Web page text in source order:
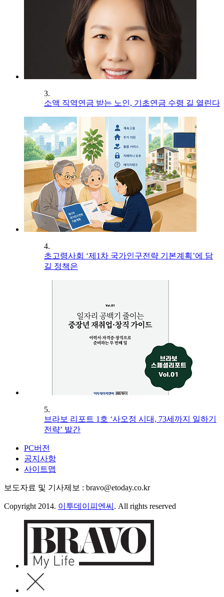
3.
소액 직역연금 받는 노인, 기초연금 수령 길 열린다
4.
초고령사회 ‘제1차 국가인구전략 기본계획’에 담
길 정책은
5.
브라보 리포트 1호 ‘사오정 시대, 73세까지 일하기
전략’ 발간
PC버전
공지사항
사이트맵
보도자료 및 기사제보 : bravo@etoday.co.kr
Copyright 2014. 이투데이피엔씨 . All rights reserved